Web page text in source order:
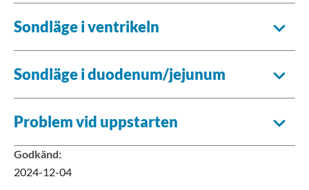
Sondläge i ventrikeln
Sondläge i duodenum/jejunum
Problem vid uppstarten
Godkänd:
2024-12-04